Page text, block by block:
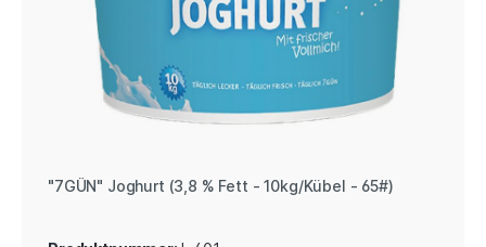
"7GÜN" Joghurt (3,8 % Fett - 10kg/Kübel - 65#)